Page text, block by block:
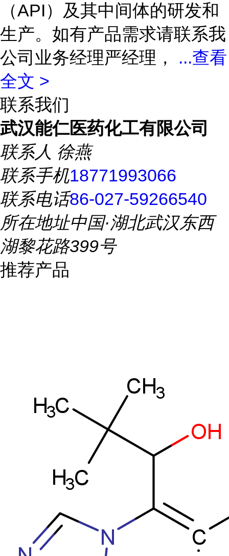
（API）及其中间体的研发和
生产。如有产品需求请联系我
公司业务经理严经理， ...查看
全文 >
联系我们
武汉能仁医药化工有限公司
联系人 徐燕
联系手机18771993066
联系电话86-027-59266540
所在地址中国·湖北武汉东西
湖黎花路399号
推荐产品